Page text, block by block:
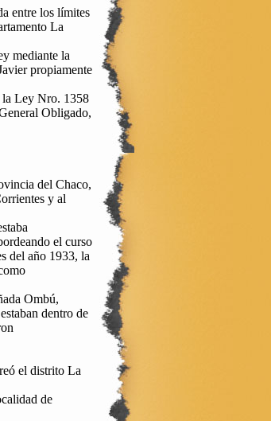
entre los límites
La
mediante la
propiamente
la Ley Nro. 1358
Obligado,
del Chaco,
y al
el curso
del año 1933, la
Ombú,
dentro de
el distrito La
de